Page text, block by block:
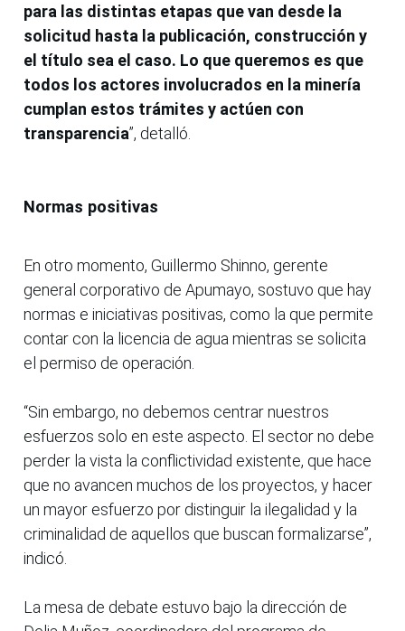
para las distintas etapas que van desde la
solicitud hasta la publicación, construcción y
el título sea el caso. Lo que queremos es que
todos los actores involucrados en la minería
cumplan estos trámites y actúen con
transparencia”, detalló.
Normas positivas
En otro momento, Guillermo Shinno, gerente
general corporativo de Apumayo, sostuvo que hay
normas e iniciativas positivas, como la que permite
contar con la licencia de agua mientras se solicita
el permiso de operación.
“Sin embargo, no debemos centrar nuestros
esfuerzos solo en este aspecto. El sector no debe
perder la vista la conflictividad existente, que hace
que no avancen muchos de los proyectos, y hacer
un mayor esfuerzo por distinguir la ilegalidad y la
criminalidad de aquellos que buscan formalizarse”,
indicó.
La mesa de debate estuvo bajo la dirección de